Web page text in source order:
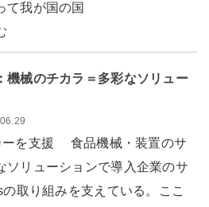
て我が国の国
機械のチカラ＝多彩なソリュー
を支援 食品機械・装置のサ
ソリューションで導入企業のサ
取り組みを支えている。ここ